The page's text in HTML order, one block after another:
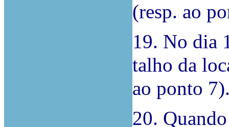
(resp. ao
19. No dia
talho da
ao ponto
20.